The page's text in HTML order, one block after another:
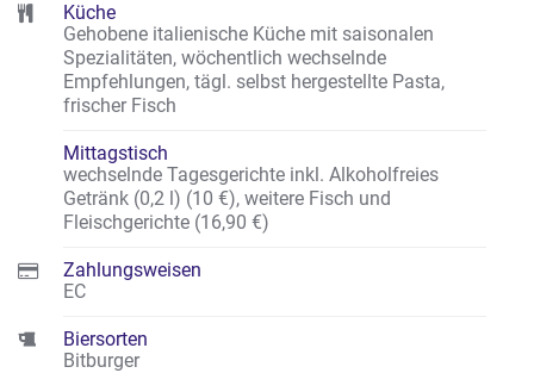
Küche
Gehobene italienische Küche mit saisonalen
Spezialitäten, wöchentlich wechselnde
Empfehlungen, tägl. selbst hergestellte Pasta,
frischer Fisch
Mittagstisch
wechselnde Tagesgerichte inkl. Alkoholfreies
Getränk (0,2 l) (10 €), weitere Fisch und
Fleischgerichte (16,90 €)
Zahlungsweisen
EC
Biersorten
Bitburger